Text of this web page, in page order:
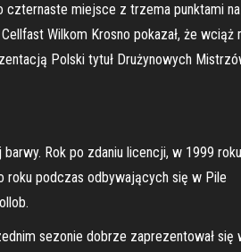
czternaste miejsce z trzema punktami
Wilkom Krosno pokazał, że wciąż
Polski tytuł Drużynowych
Rok po zdaniu licencji, w 1999
roku podczas odbywających się w Pile
sezonie dobrze zaprezentował się